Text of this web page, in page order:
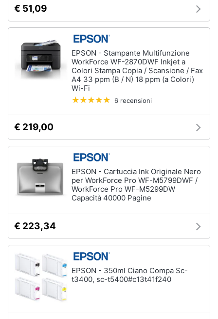
€ 51,09
EPSON - Stampante Multifunzione
WorkForce WF-2870DWF Inkjet a
Colori Stampa Copia / Scansione / Fax
A4 33 ppm (B / N) 18 ppm (a Colori)
Wi-Fi
6 recensioni
€ 219,00
EPSON - Cartuccia Ink Originale Nero
per WorkForce Pro WF-M5799DWF /
WorkForce Pro WF-M5299DW
Capacità 40000 Pagine
€ 223,34
EPSON - 350ml Ciano Compa Sc-
t3400, sc-t5400#c13t41f240